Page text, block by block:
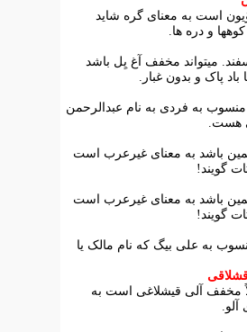
است به معنای گره شاید
و دره ها.
میتواند مخفف آغ یِل باشد
پاک و بدون غبار.
منسوب به فردی به نام عبدالرحمن
هست.
باشد به معنای غیرعرب است
گویند!
باشد به معنای غیرعرب است
گویند!
به علی بیگ که نام مالک یا
مخفف آلی قیشلاغی است به